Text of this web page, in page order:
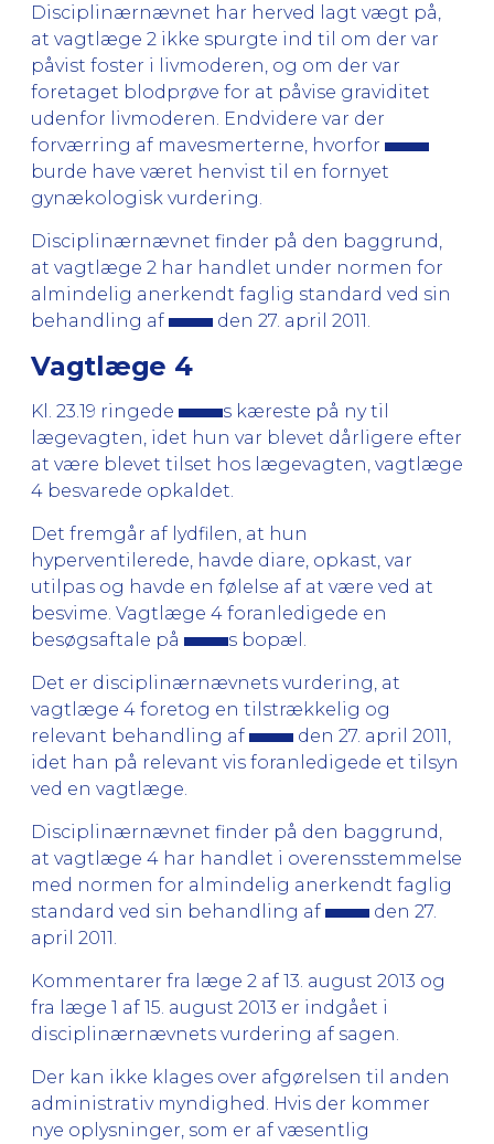
Disciplinærnævnet har herved lagt vægt på,
at vagtlæge 2 ikke spurgte ind til om der var
påvist foster i livmoderen, og om der var
foretaget blodprøve for at påvise graviditet
udenfor livmoderen. Endvidere var der
forværring af mavesmerterne, hvorfor
burde have været henvist til en fornyet
gynækologisk vurdering.
Disciplinærnævnet finder på den baggrund,
at vagtlæge 2 har handlet under normen for
almindelig anerkendt faglig standard ved sin
behandling af
den 27. april 2011.
Vagtlæge 4
Kl. 23.19 ringede
s kæreste på ny til
lægevagten, idet hun var blevet dårligere efter
at være blevet tilset hos lægevagten, vagtlæge
4 besvarede opkaldet.
Det fremgår af lydfilen, at hun
hyperventilerede, havde diare, opkast, var
utilpas og havde en følelse af at være ved at
besvime. Vagtlæge 4 foranledigede en
besøgsaftale på
s bopæl.
Det er disciplinærnævnets vurdering, at
vagtlæge 4 foretog en tilstrækkelig og
relevant behandling af
den 27. april 2011,
idet han på relevant vis foranledigede et tilsyn
ved en vagtlæge.
Disciplinærnævnet finder på den baggrund,
at vagtlæge 4 har handlet i overensstemmelse
med normen for almindelig anerkendt faglig
standard ved sin behandling af
den 27.
april 2011.
Kommentarer fra læge 2 af 13. august 2013 og
fra læge 1 af 15. august 2013 er indgået i
disciplinærnævnets vurdering af sagen.
Der kan ikke klages over afgørelsen til anden
administrativ myndighed. Hvis der kommer
nye oplysninger, som er af væsentlig